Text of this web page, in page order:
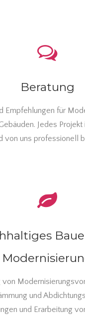
Beratung
Empfehlungen für
Jedes
von uns professionell
von
und
und Erarbeitung